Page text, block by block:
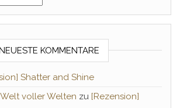
KOMMENTARE
Shatter and Shine
voller Welten zu [Rezension]